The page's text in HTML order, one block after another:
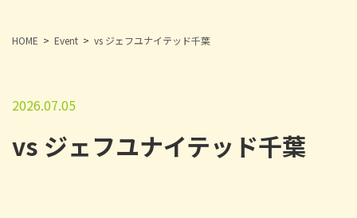
HOME Event vs ジェフユナイテッド千葉
2026.07.05
vs ジェフユナイテッド千葉